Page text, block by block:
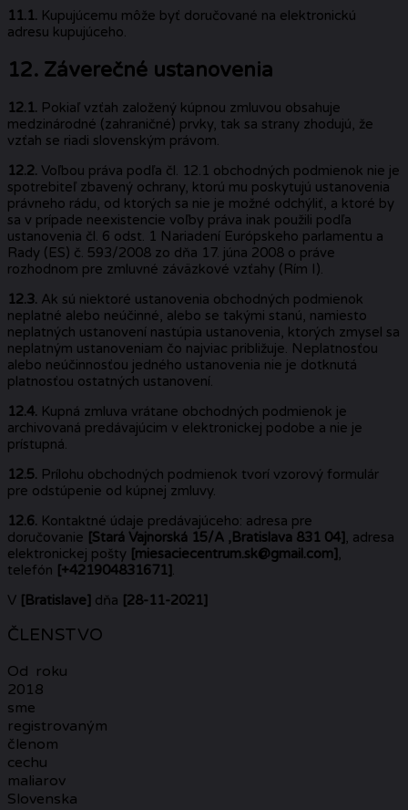
11.1. Kupujúcemu môže byť doručované na elektronickú
adresu kupujúceho.
12. Záverečné ustanovenia
12.1. Pokiaľ vzťah založený kúpnou zmluvou obsahuje
medzinárodné (zahraničné) prvky, tak sa strany zhodujú, že
vzťah se riadi slovenským právom.
12.2. Voľbou práva podľa čl. 12.1 obchodných podmienok nie je
spotrebiteľ zbavený ochrany, ktorú mu poskytujú ustanovenia
právneho rádu, od ktorých sa nie je možné odchýliť, a ktoré by
sa v prípade neexistencie voľby práva inak použili podľa
ustanovenia čl. 6 odst. 1 Nariadení Európskeho parlamentu a
Rady (ES) č. 593/2008 zo dňa 17. júna 2008 o práve
rozhodnom pre zmluvné záväzkové vzťahy (Rím I).
12.3. Ak sú niektoré ustanovenia obchodných podmienok
neplatné alebo neúčinné, alebo se takými stanú, namiesto
neplatných ustanovení nastúpia ustanovenia, ktorých zmysel sa
neplatným ustanoveniam čo najviac približuje. Neplatnosťou
alebo neúčinnosťou jedného ustanovenia nie je dotknutá
platnosťou ostatných ustanovení.
12.4. Kupná zmluva vrátane obchodných podmienok je
archivovaná predávajúcim v elektronickej podobe a nie je
prístupná.
12.5. Prílohu obchodných podmienok tvorí vzorový formulár
pre odstúpenie od kúpnej zmluvy.
12.6. Kontaktné údaje predávajúceho: adresa pre
doručovanie [Stará Vajnorská 15/A ,Bratislava 831 04], adresa
elektronickej pošty [miesaciecentrum.sk@gmail.com],
telefón [+421904831671].
V [Bratislave] dňa [28-11-2021]
ČLENSTVO
Od roku
2018
sme
registrovaným
členom
cechu
maliarov
Slovenska